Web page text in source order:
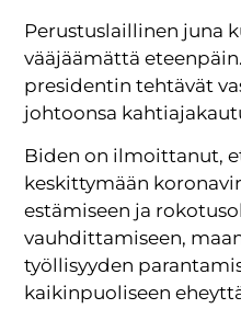
Perustuslaillinen juna
vääjäämättä
presidentin tehtävät
johtoonsa
Biden on ilmoittanut,
keskittymään
estämiseen ja
vauhdittamiseen,
työllisyyden
kaikinpuoliseen